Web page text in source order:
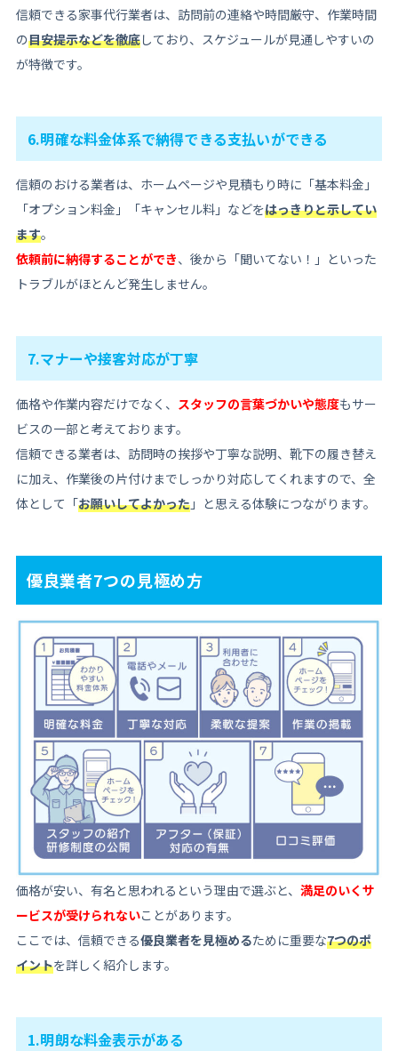
信頼できる家事代行業者は、訪問前の連絡や時間厳守、作業時間
の目安提示などを徹底しており、スケジュールが見通しやすいの
が特徴です。
6.明確な料金体系で納得できる支払いができる
信頼のおける業者は、ホームページや見積もり時に「基本料金」
「オプション料金」「キャンセル料」などをはっきりと示してい
ます。
依頼前に納得することができ、後から「聞いてない！」といった
トラブルがほとんど発生しません。
7.マナーや接客対応が丁寧
価格や作業内容だけでなく、 スタッフの言葉づかいや態度もサー
ビスの一部と考えております。
信頼できる業者は、訪問時の挨拶や丁寧な説明、靴下の履き替え
に加え、作業後の片付けまでしっかり対応してくれますので、全
体として「お願いしてよかった」と思える体験につながります。
優良業者7つの見極め方
価格が安い、有名と思われるという理由で選ぶと、 満足のいくサ
ービスが受けられないことがあります。
ここでは、信頼できる優良業者を見極めるために重要な7つのポ
イントを詳しく紹介します。
1.明朗な料金表示がある